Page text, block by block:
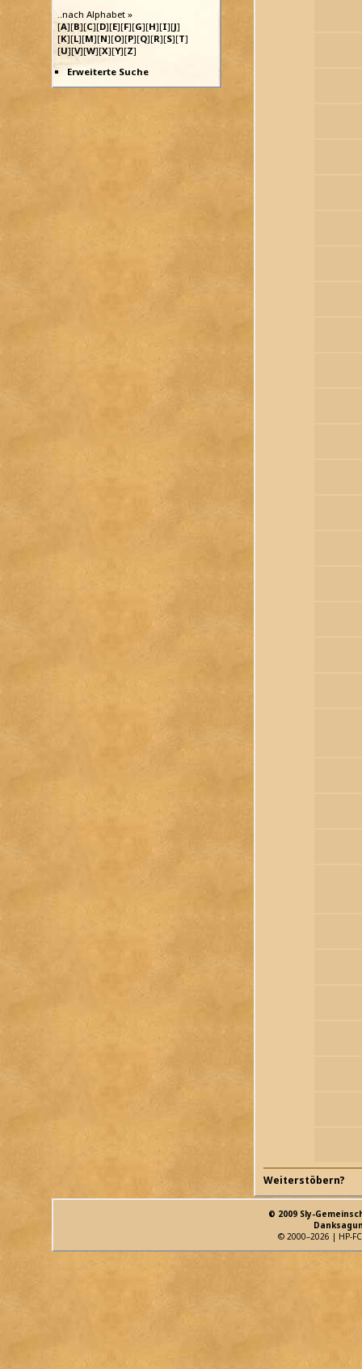
..nach Alphabet »
[A][B][C][D][E][F][G][H][I][J]
[K][L][M][N][O][P][Q][R][S][T]
[U][V][W][X][Y][Z]
Erweiterte Suche
Weiterstöbern?
© 2009 Sly-
© 2000–2026 | HP-